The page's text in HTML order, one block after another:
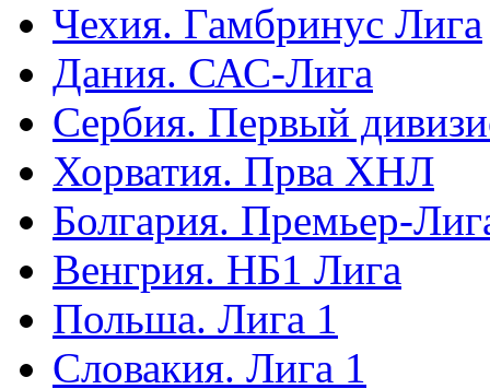
Чехия. Гамбринус Лига
Дания. САС-Лига
Сербия. Первый
Хорватия. Прва ХНЛ
Болгария. Премьер-
Венгрия. НБ1 Лига
Польша. Лига 1
Словакия. Лига 1